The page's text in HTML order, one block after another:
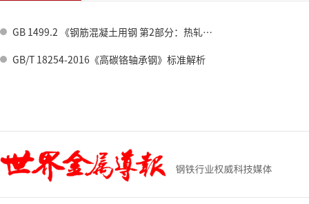
GB 1499.2 《钢筋混凝土用钢 第2部分：热轧带肋钢筋》标准修订情况
GB/T 18254-2016《高碳铬轴承钢》标准解析